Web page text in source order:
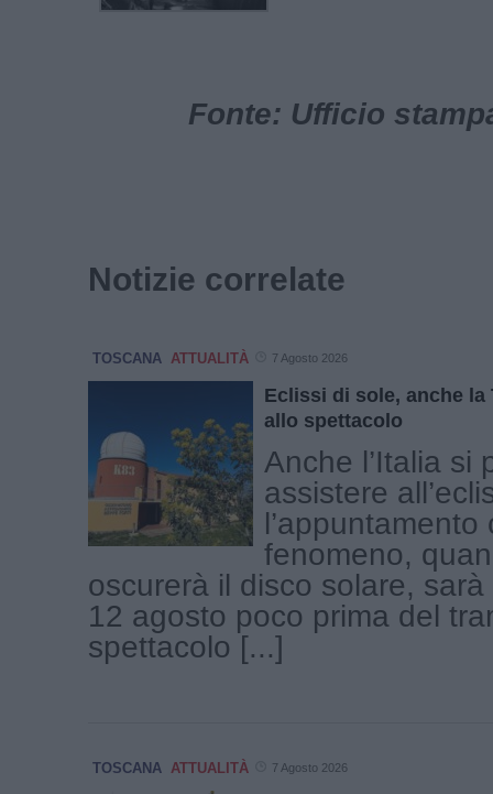
Fonte: Ufficio
Notizie correlate
TOSCANA ATTUALITÀ 7 Agosto 2026
Eclissi di sole, anche la
allo spettacolo
Anche l’Italia si
assistere
l’appuntamento
fenomeno,
oscurerà il disco solare,
12 agosto poco prima del
spettacolo [...]
TOSCANA ATTUALITÀ 7 Agosto 2026